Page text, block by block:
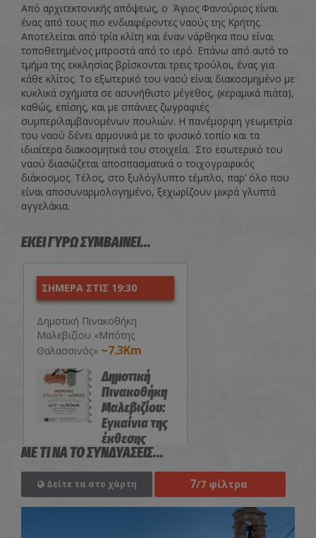
Από αρχιτεκτονικής απόψεως, ο Άγιος Φανούριος είναι
ένας από τους πιο ενδιαφέροντες ναούς της Κρήτης.
Αποτελείται από τρία κλίτη και έναν νάρθηκα που είναι
τοποθετημένος μπροστά από το ιερό. Επάνω από αυτό το
τμήμα της εκκλησίας βρίσκονται τρεις τρούλοι, ένας για
κάθε κλίτος. Το εξωτερικό του ναού είναι διακοσμημένο με
κυκλικά σχήματα σε ασυνήθιστο μέγεθος, (κεραμικά πιάτα),
καθώς, επίσης, και με σπάνιες ζωγραφιές
συμπεριλαμβανομένων πουλιών. Η πανέμορφη γεωμετρία
του ναού δένει αρμονικά με το φυσικό τοπίο και τα
ιδιαίτερα διακοσμητικά του στοιχεία. Στο εσωτερικό του
ναού διασώζεται αποσπασματικά ο τοιχογραφικός
διάκοσμος. Τέλος, στο ξυλόγλυπτο τέμπλο, παρ’ όλο που
είναι αποσυναρμολογημένο, ξεχωρίζουν μικρά γλυπτά
αγγελάκια.
ΕΚΕΙ ΓΥΡΩ ΣΥΜΒΑΙΝΕΙ...
ΣΗΜΕΡΑ ΣΤΙΣ 19:30
Δημοτική Πινακοθήκη
Μαλεβιζίου «Μπότης
Θαλασσινός» ~7.3Km
Δημοτική
Πινακοθήκη
Μαλεβιζίου:
Εγκαίνια της
έκθεσης
«Μόνιμη
Συλλογή-
Δωρεές»
ΜΕ ΤΙ ΝΑ ΤΟ ΣΥΝΔΥΑΣΕΙΣ...
Δείτε τα στο χάρτη 7/7 φίλτρα